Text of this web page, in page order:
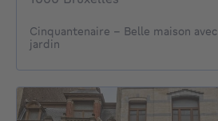
Cinquantenaire - Belle maison avec
jardin